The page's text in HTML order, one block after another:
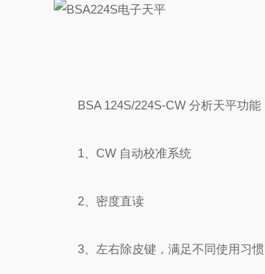
BSA 124S/224S-CW 分析天平功能
1、CW 自动校准系统
2、密度直读
3、左右除皮键，满足不同使用习惯